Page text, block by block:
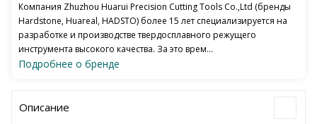
Компания Zhuzhou Huarui Precision Cutting Tools Co.,Ltd (бренды
Hardstone, Huareal, HADSTO) более 15 лет специализируется на
разработке и производстве твердосплавного режущего
инструмента высокого качества. За это врем...
Подробнее о бренде
Описание